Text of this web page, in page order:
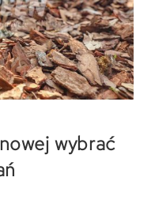
wybrać